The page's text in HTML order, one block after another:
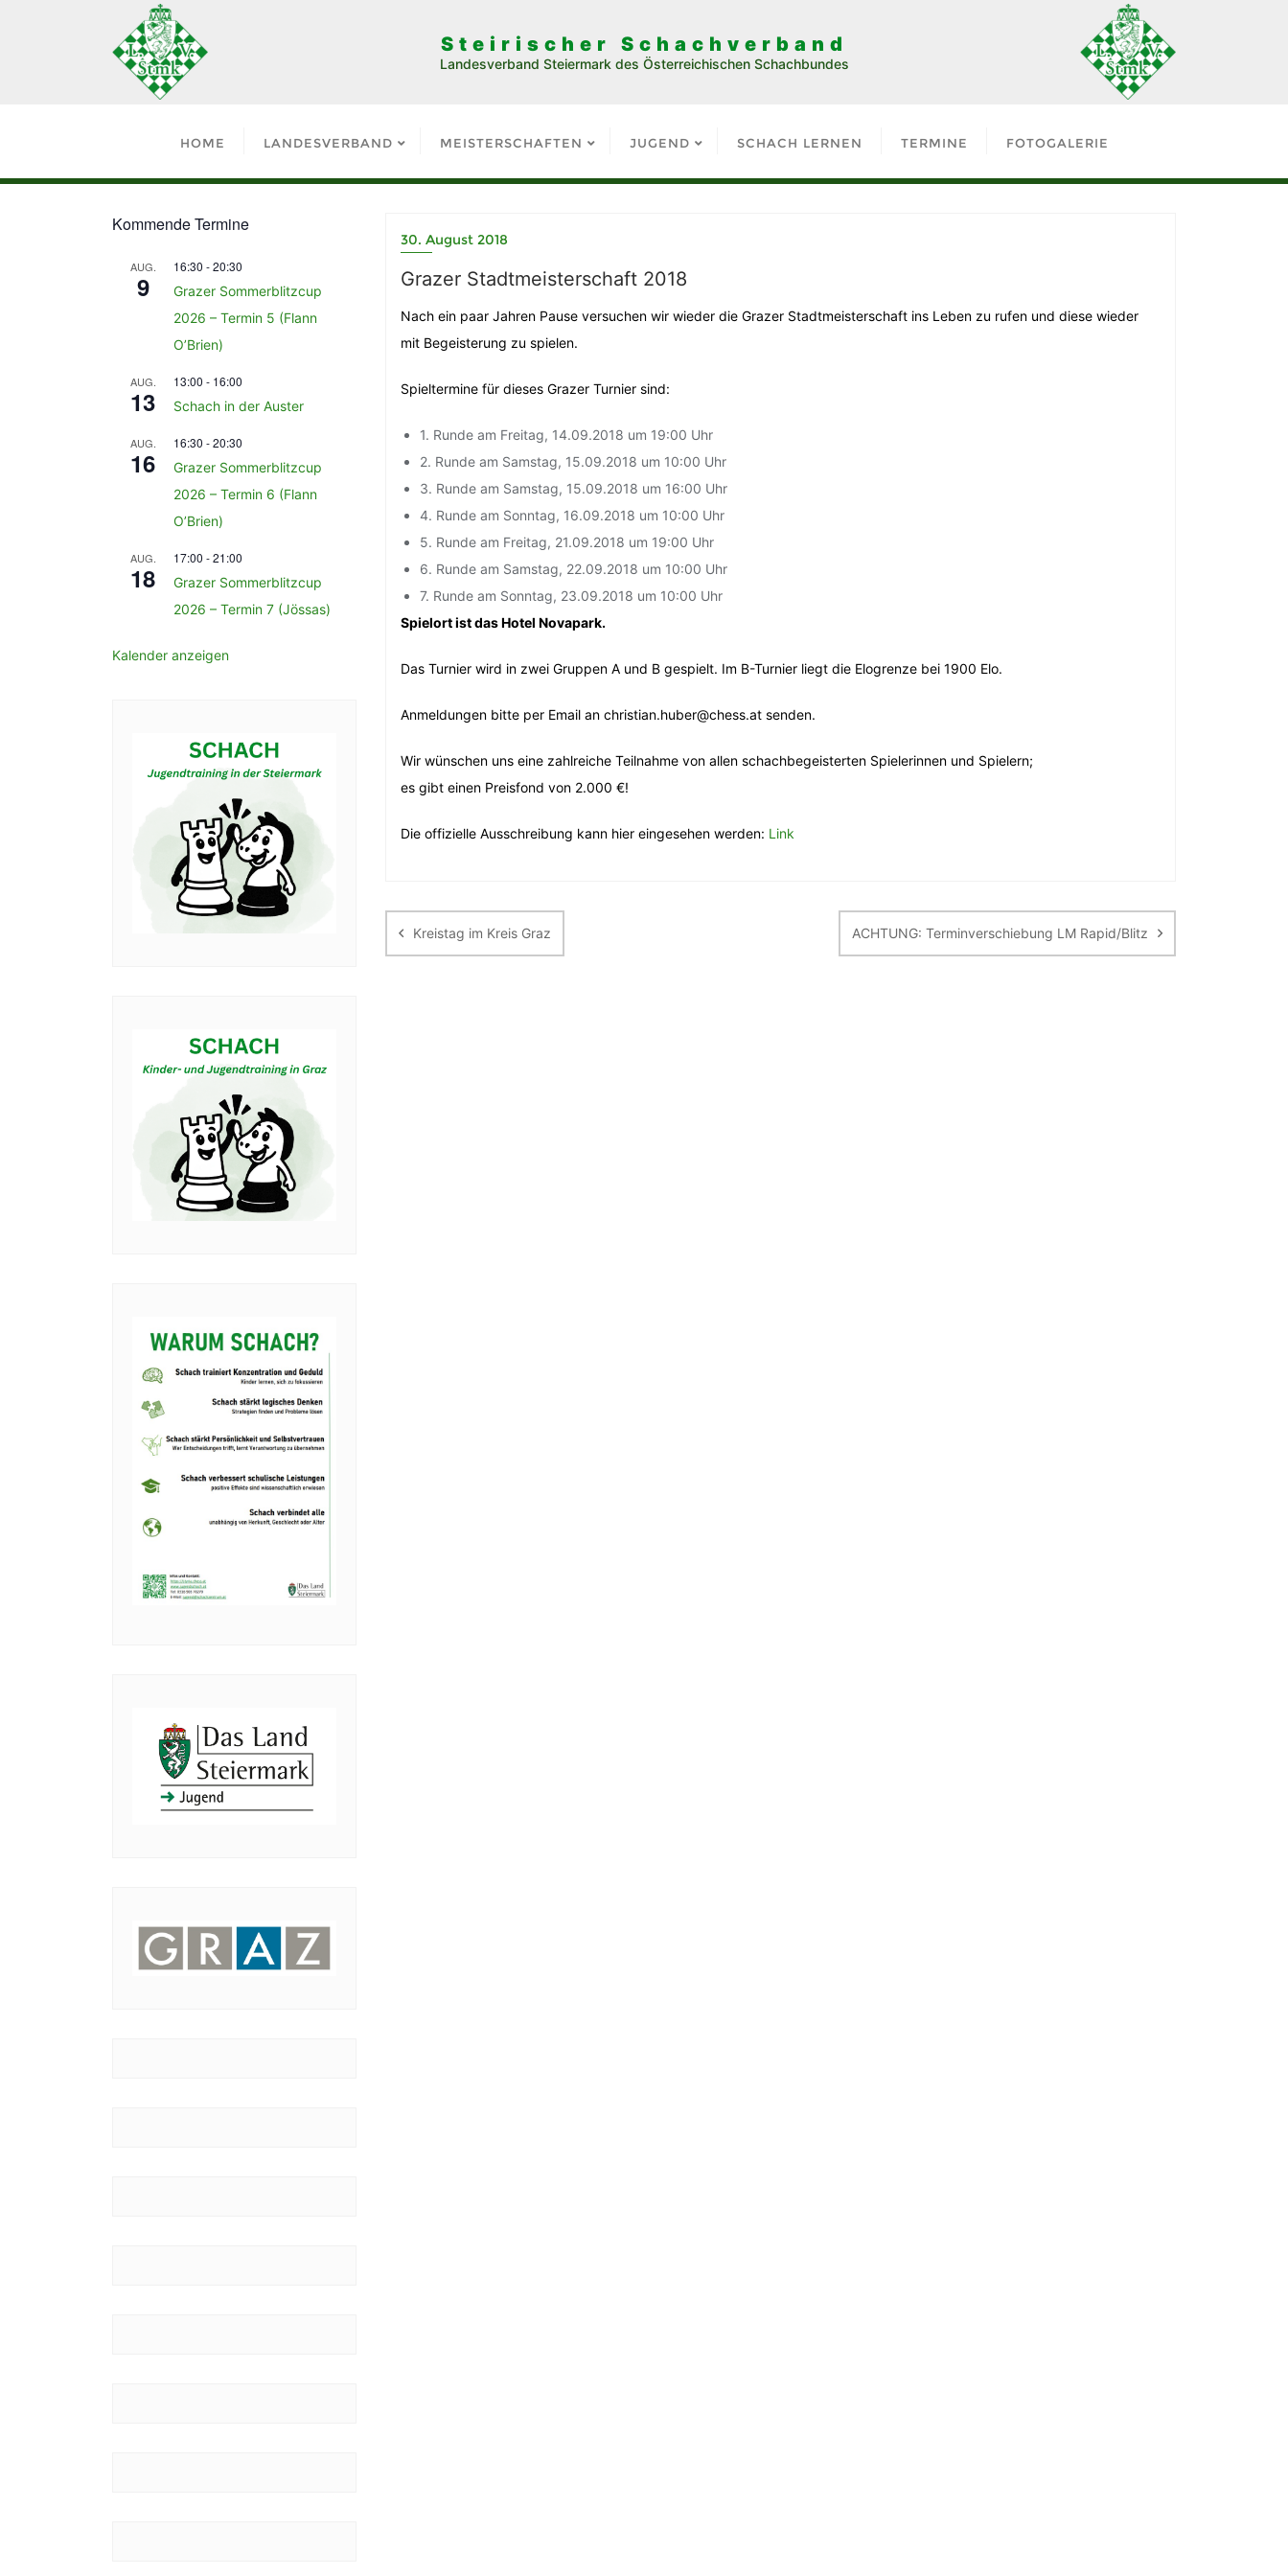
Steirischer Schachverband
Landesverband Steiermark des Österreichischen Schachbundes
HOME LANDESVERBAND MEISTERSCHAFTEN JUGEND SCHACH LERNEN TERMINE FOTOGALERIE
30. August 2018
Grazer Stadtmeisterschaft 2018
Nach ein paar Jahren Pause versuchen wir wieder die Grazer Stadtmeisterschaft ins Leben zu rufen und diese wieder
mit Begeisterung zu spielen.
Spieltermine für dieses Grazer Turnier sind:
1. Runde am Freitag, 14.09.2018 um 19:00 Uhr
2. Runde am Samstag, 15.09.2018 um 10:00 Uhr
3. Runde am Samstag, 15.09.2018 um 16:00 Uhr
4. Runde am Sonntag, 16.09.2018 um 10:00 Uhr
5. Runde am Freitag, 21.09.2018 um 19:00 Uhr
6. Runde am Samstag, 22.09.2018 um 10:00 Uhr
7. Runde am Sonntag, 23.09.2018 um 10:00 Uhr
Spielort ist das Hotel Novapark.
Das Turnier wird in zwei Gruppen A und B gespielt. Im B-Turnier liegt die Elogrenze bei 1900 Elo.
Anmeldungen bitte per Email an christian.huber@chess.at senden.
Wir wünschen uns eine zahlreiche Teilnahme von allen schachbegeisterten Spielerinnen und Spielern;
es gibt einen Preisfond von 2.000 €!
Die offizielle Ausschreibung kann hier eingesehen werden: Link
Kreistag im Kreis Graz ACHTUNG: Terminverschiebung LM Rapid/Blitz
Kommende Termine
AUG.
9
16:30 -20:30
Grazer Sommerblitzcup
2026 – Termin 5 (Flann
O’Brien)
AUG.
13
13:00 - 16:00
Schach in der Auster
AUG.
16
16:30 -20:30
Grazer Sommerblitzcup
2026 – Termin 6 (Flann
O’Brien)
AUG.
18
17:00 -21:00
Grazer Sommerblitzcup
2026 – Termin 7 (Jössas)
Kalender anzeigen